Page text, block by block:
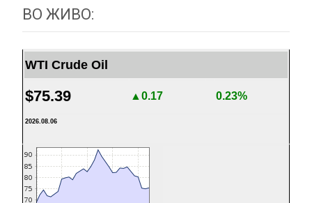
ВО ЖИВО:
WTI Crude Oil
$75.39 ▲0.17 0.23%
2026.08.06